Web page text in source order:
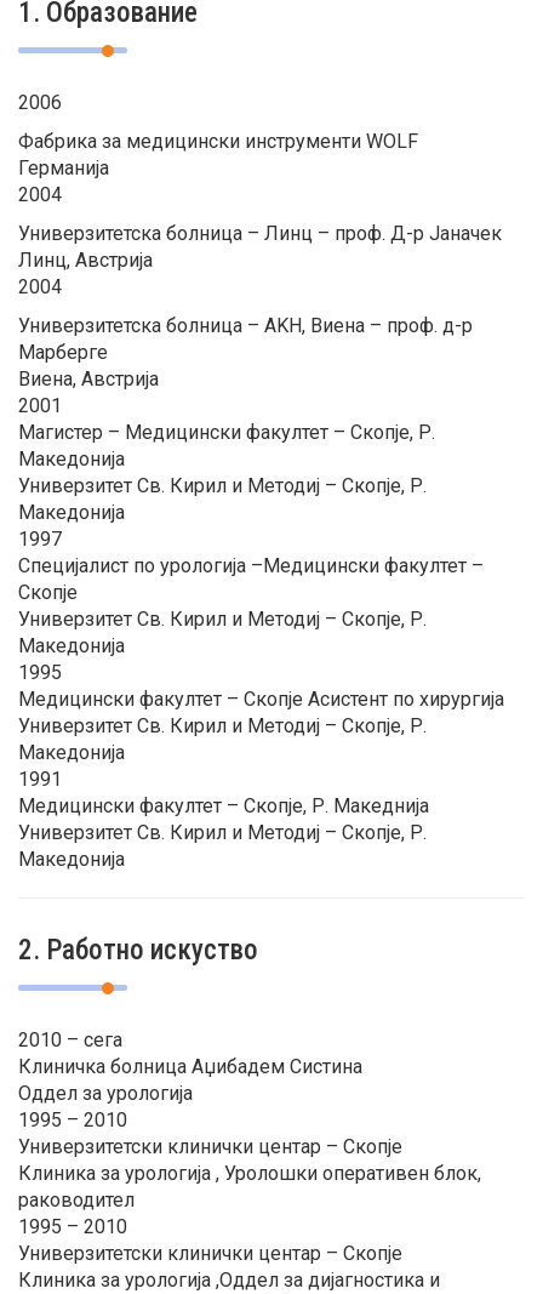
1. Образование
2006
Фабрика за медицински инструменти WOLF
Германија
2004
Универзитетска болница – Линц – проф. Д-р Јаначек
Линц, Австрија
2004
Универзитетска болница – AKH, Виена – проф. д-р
Марберге
Виена, Австрија
2001
Магистер – Медицински факултет – Скопје, Р.
Македонија
Универзитет Св. Кирил и Методиј – Скопје, Р.
Македонија
1997
Специјалист по урологија –Медицински факултет –
Скопје
Универзитет Св. Кирил и Методиј – Скопје, Р.
Македонија
1995
Медицински факултет – Скопје Асистент по хирургија
Универзитет Св. Кирил и Методиј – Скопје, Р.
Македонија
1991
Медицински факултет – Скопје, Р. Македнија
Универзитет Св. Кирил и Методиј – Скопје, Р.
Македонија
2. Работно искуство
2010 – сега
Клиничка болница Аџибадем Систина
Оддел за урологија
1995 – 2010
Универзитетски клинички центар – Скопје
Клиника за урологија , Уролошки оперативен блок,
раководител
1995 – 2010
Универзитетски клинички центар – Скопје
Клиника за урологија ,Оддел за дијагностика и